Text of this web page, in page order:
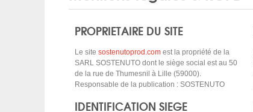
PROPRIETAIRE DU SITE
Le site sostenutoprod.com est la propriété de la
SARL SOSTENUTO dont le siège social est au 50
de la rue de Thumesnil à Lille (59000).
Responsable de la publication : SOSTENUTO
IDENTIFICATION SIEGE